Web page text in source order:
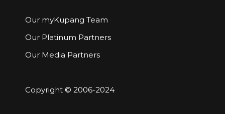
Our myKupang Team
Our Platinum Partners
Our Media Partners
Copyright © 2006-2024